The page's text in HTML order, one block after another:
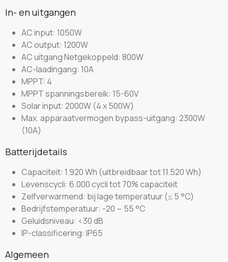
In- en uitgangen
AC input: 1050W
AC output: 1200W
AC uitgang Netgekoppeld: 800W
AC-laadingang: 10A
MPPT: 4
MPPT spanningsbereik: 15-60V
Solar input: 2000W (4 x 500W)
Max. apparaatvermogen bypass-uitgang: 2300W
(10A)
Batterijdetails
Capaciteit: 1.920 Wh (uitbreidbaar tot 11.520 Wh)
Levenscycli: 6.000 cycli tot 70% capaciteit
Zelfverwarmend: bij lage temperatuur (≤ 5 °C)
Bedrijfstemperatuur: -20 ~ 55 °C
Geluidsniveau: <30 dB
IP-classificering: IP65
Algemeen